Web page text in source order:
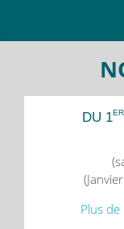
DU 1ER
Plus